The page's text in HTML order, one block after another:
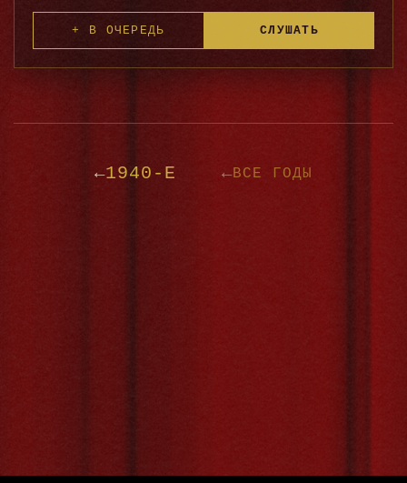
+ В ОЧЕРЕДЬ СЛУШАТЬ
←1940-Е ←ВСЕ ГОДЫ